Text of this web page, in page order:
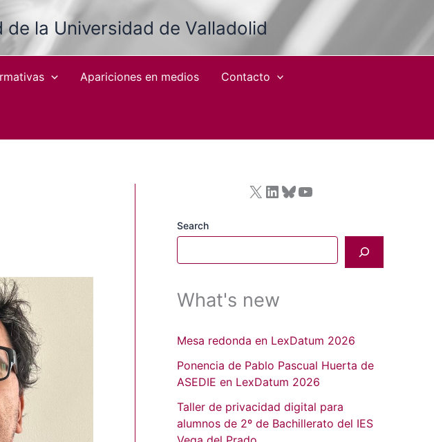
la Universidad de Valladolid
Apariciones en medios Contacto
X LinkedIn Bluesky YouTube
Search
What's new
Mesa redonda en LexDatum 2026
Ponencia de Pablo Pascual Huerta de
ASEDIE en LexDatum 2026
Taller de privacidad digital para
alumnos de 2º de Bachillerato del IES